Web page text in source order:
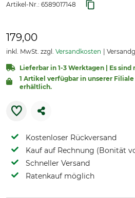
Artikel-Nr.: 6589017148
179,00
inkl. MwSt. zzgl. Versandkosten
Lieferbar in 1-3 Werktagen | Es
1 Artikel verfügbar in unserer
erhältlich.
Kostenloser Rückversand
Kauf auf Rechnung (Bonität
Schneller Versand
Ratenkauf möglich